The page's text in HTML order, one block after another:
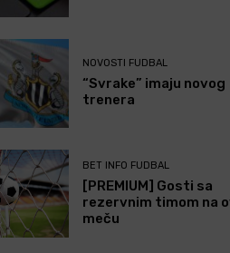
NOVOSTI FUDBAL
“Svrake” imaju novog
trenera
BET INFO FUDBAL
[PREMIUM] Gosti sa
rezervnim timom na
meču